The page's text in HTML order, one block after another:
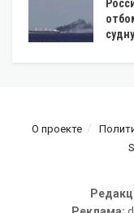
О проекте